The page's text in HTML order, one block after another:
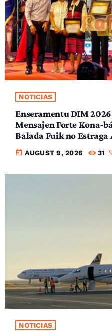
NOTICIAS
Enseramentu DIM
Mensajen Forte Kona-
Balada Fuik no Estraga
today AUGUST 9, 2026 31
NOTICIAS